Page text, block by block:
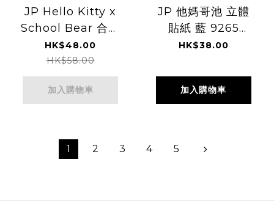
JP Hello Kitty x
School Bear 合皮
散子包快扣 4937
TK260808
HK$48.00
HK$58.00
加入購物車
JP 他媽哥池 立體
貼紙 藍 9265
TK260808
HK$38.00
加入購物車
1 2 3 4 5